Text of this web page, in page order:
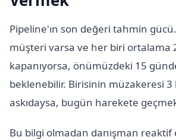
Pipeline'ın son değeri tahmin
müşteri varsa ve her biri ortalama
kapanıyorsa, önümüzdeki 15
beklenebilir. Birisinin müzakeresi 3
askıdaysa, bugün harekete
Bu bilgi olmadan danışman reaktif